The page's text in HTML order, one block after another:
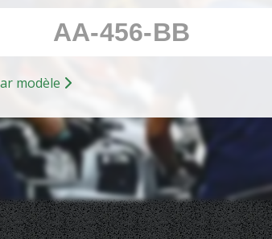
Rechercher par modèle